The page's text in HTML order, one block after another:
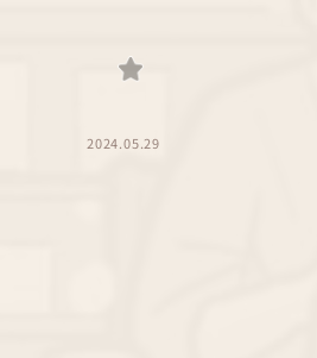
2024.05.29